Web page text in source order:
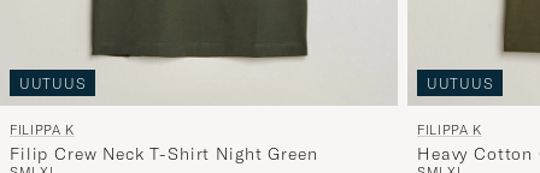
UUTUUS
FILIPPA K
Filip Crew Neck T-Shirt Night Green
UUTUUS
FILIPPA K
Heavy Cotton